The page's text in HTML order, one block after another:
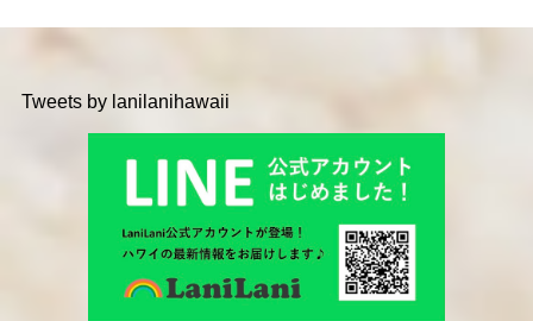
Tweets by lanilanihawaii